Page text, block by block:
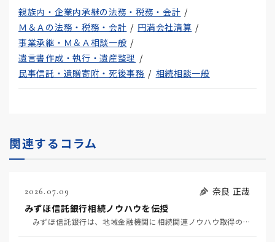
親族内・企業内承継の法務・税務・会計
Ｍ＆Ａの法務・税務・会計
円満会社清算
事業承継・Ｍ＆Ａ相談一般
遺言書作成・執行・遺産整理
民事信託・遺贈寄附・死後事務
相続相談一般
関連するコラム
2026.07.09
奈良 正哉
みずほ信託銀行相続ノウハウを伝授
みずほ信託銀行は、地域金融機関に相続関連ノウハウ取得のためのサブスクサービスを提供する。 ゼロ金…